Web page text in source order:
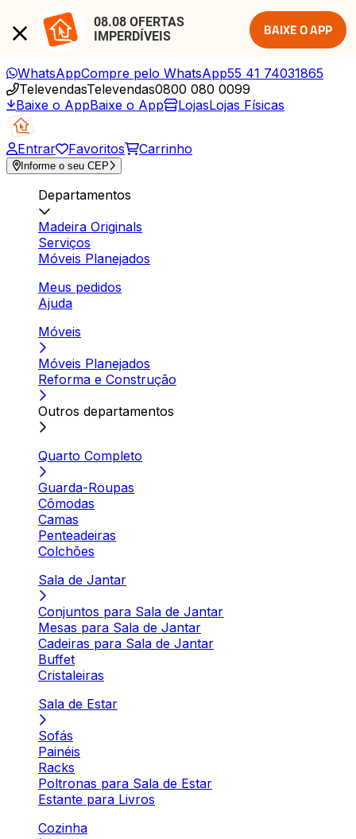
08.08 OFERTAS
IMPERDÍVEIS
BAIXE O APP
WhatsAppCompre pelo WhatsApp55 41 74031865
TelevendasTelevendas0800 080 0099
Baixe o AppBaixe o App LojasLojas Físicas
Entrar Favoritos Carrinho
Informe o seu CEP
Departamentos
Madeira Originals
Serviços
Móveis Planejados
Meus pedidos
Ajuda
Móveis
Móveis Planejados
Reforma e Construção
Outros departamentos
Quarto Completo
Guarda-Roupas
Cômodas
Camas
Penteadeiras
Colchões
Sala de Jantar
Conjuntos para Sala de Jantar
Mesas para Sala de Jantar
Cadeiras para Sala de Jantar
Buffet
Cristaleiras
Sala de Estar
Sofás
Painéis
Racks
Poltronas para Sala de Estar
Estante para Livros
Cozinha